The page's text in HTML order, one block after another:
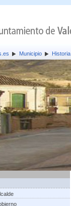
Municipio Historia